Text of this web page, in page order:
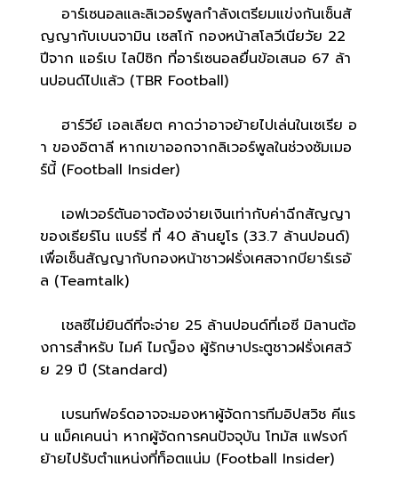
อาร์เซนอลและลิเวอร์พูลกำลังเตรียมแข่งกันเซ็นสั
ญญากับเบนจามิน เซสโก้ กองหน้าสโลวีเนียวัย 22
ปีจาก แอร์เบ ไลป์ซิก ที่อาร์เซนอลยื่นข้อเสนอ 67 ล้า
นปอนด์ไปแล้ว (TBR Football)
ฮาร์วีย์ เอลเลียต คาดว่าอาจย้ายไปเล่นในเซเรีย อ
า ของอิตาลี หากเขาออกจากลิเวอร์พูลในช่วงซัมเมอ
ร์นี้ (Football Insider)
เอฟเวอร์ตันอาจต้องจ่ายเงินเท่ากับค่าฉีกสัญญา
ของเธียร์โน แบร์รี่ ที่ 40 ล้านยูโร (33.7 ล้านปอนด์)
เพื่อเซ็นสัญญากับกองหน้าชาวฝรั่งเศสจากบียาร์เรอั
ล (Teamtalk)
เชลซีไม่ยินดีที่จะจ่าย 25 ล้านปอนด์ที่เอซี มิลานต้อ
งการสำหรับ ไมค์ ไมญ็อง ผู้รักษาประตูชาวฝรั่งเศสวั
ย 29 ปี (Standard)
เบรนท์ฟอร์ดอาจจะมองหาผู้จัดการทีมอิปสวิช คีแร
น แม็คเคนน่า หากผู้จัดการคนปัจจุบัน โทมัส แฟรงก์
ย้ายไปรับตำแหน่งที่ท็อตแน่ม (Football Insider)